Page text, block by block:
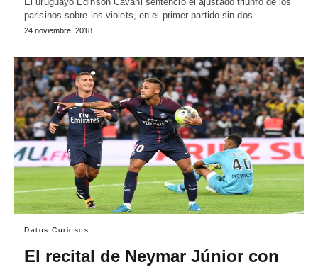
parisinos sobre los violets, en el primer partido sin dos…
24 noviembre, 2018
Datos Curiosos
El recital de Neymar Júnior con